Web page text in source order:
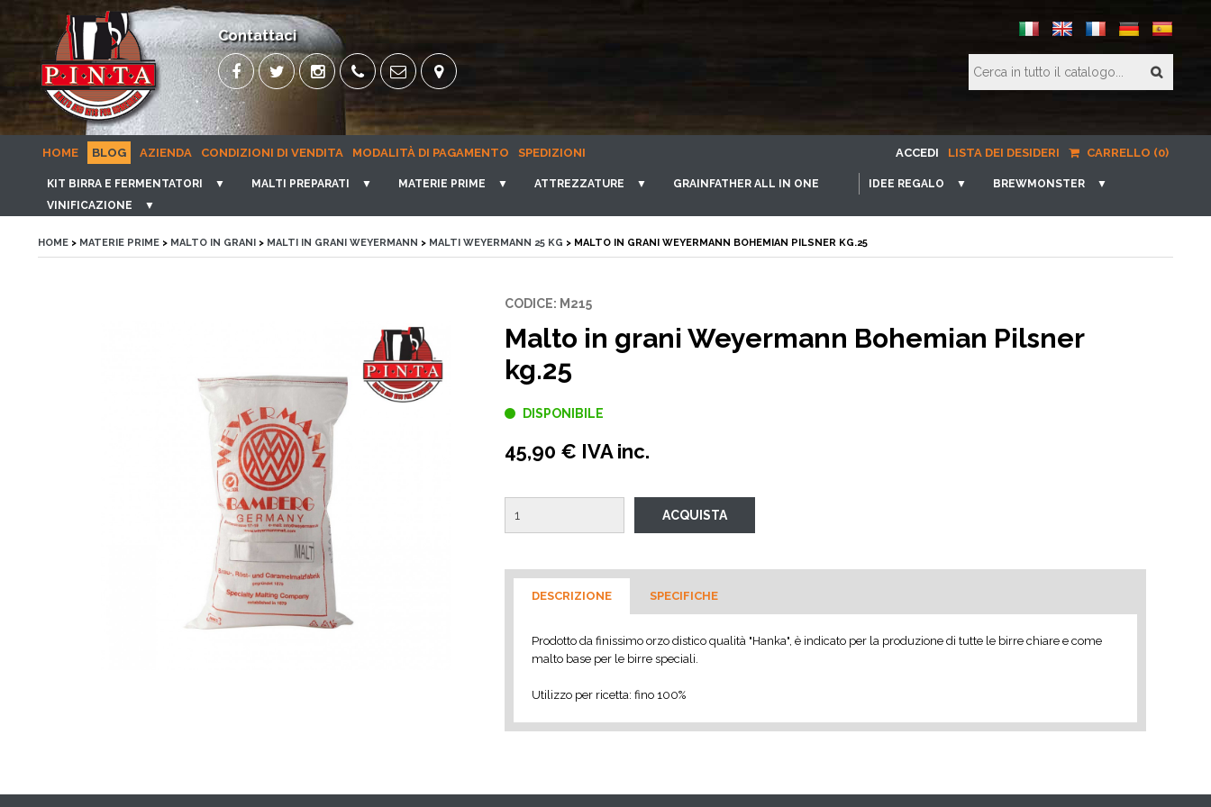
Contattaci
HOME BLOG AZIENDA CONDIZIONI DI VENDITA MODALITÀ DI PAGAMENTO SPEDIZIONI ACCEDI LISTA DEI DESIDERI CARRELLO (0)
KIT BIRRA E FERMENTATORI ▼ MALTI PREPARATI ▼ MATERIE PRIME ▼ ATTREZZATURE ▼ GRAINFATHER ALL IN ONE IDEE REGALO ▼ BREWMONSTER
▼
VINIFICAZIONE
▼
HOME > MATERIE PRIME > MALTO IN GRANI > MALTI IN GRANI WEYERMANN > MALTI WEYERMANN 25 KG > MALTO IN GRANI WEYERMANN BOHEMIAN PILSNER KG.25
CODICE: M215
Malto in grani Weyermann Bohemian Pilsner
kg.25
DISPONIBILE
45,90 € IVA inc.
DESCRIZIONE SPECIFICHE
Prodotto da finissimo orzo distico qualità "Hanka", è indicato per la produzione di tutte le birre chiare e come
malto base per le birre speciali.
Utilizzo per ricetta: fino 100%